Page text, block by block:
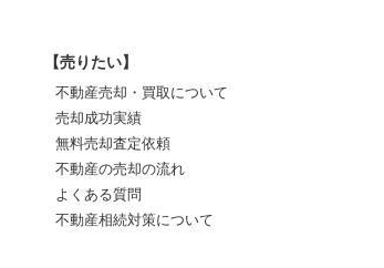
【売りたい】
不動産売却・買取について
売却成功実績
無料売却査定依頼
不動産の売却の流れ
よくある質問
不動産相続対策について